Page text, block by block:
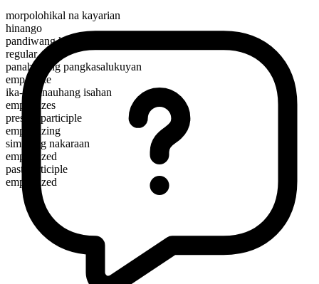
morpolohikal na kayarian
hinango
pandiwang kalagayan
regular
panahunang pangkasalukuyan
empathize
ika-3 panauhang isahan
empathizes
present participle
empathizing
simpleng nakaraan
empathized
past participle
empathized